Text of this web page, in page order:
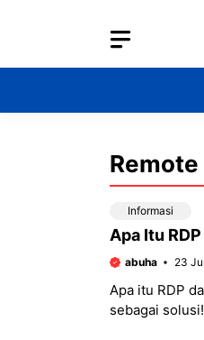
Informasi
Apa Itu
abuha 23
Apa itu RDP
sebagai